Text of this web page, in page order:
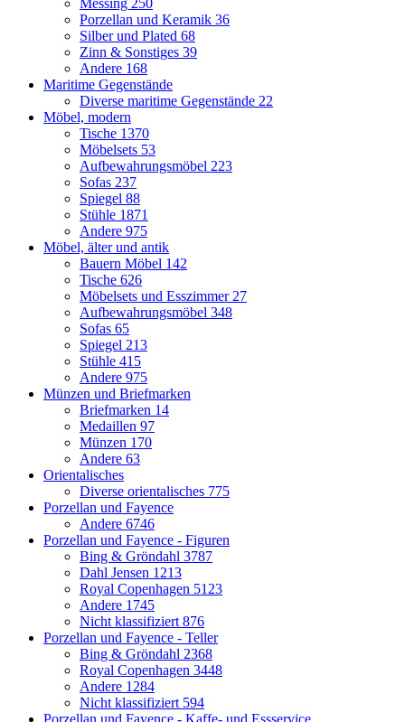
Porzellan und Keramik 36
Silber und Plated 68
Zinn & Sonstiges 39
Andere 168
Maritime Gegenstände
Diverse maritime Gegenstände 22
Möbel, modern
Tische 1370
Möbelsets 53
Aufbewahrungsmöbel 223
Sofas 237
Spiegel 88
Stühle 1871
Andere 975
Möbel, älter und antik
Bauern Möbel 142
Tische 626
Möbelsets und Esszimmer 27
Aufbewahrungsmöbel 348
Sofas 65
Spiegel 213
Stühle 415
Andere 975
Münzen und Briefmarken
Briefmarken 14
Medaillen 97
Münzen 170
Andere 63
Orientalisches
Diverse orientalisches 775
Porzellan und Fayence
Andere 6746
Porzellan und Fayence - Figuren
Bing & Gröndahl 3787
Dahl Jensen 1213
Royal Copenhagen 5123
Andere 1745
Nicht klassifiziert 876
Porzellan und Fayence - Teller
Bing & Gröndahl 2368
Royal Copenhagen 3448
Andere 1284
Nicht klassifiziert 594
Porzellan und Fayence - Kaffe- und Essservice